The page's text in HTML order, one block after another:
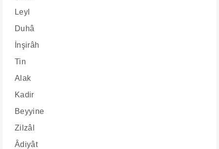
Leyl
Duhâ
İnşirâh
Tin
Alak
Kadir
Beyyine
Zilzâl
Âdiyât